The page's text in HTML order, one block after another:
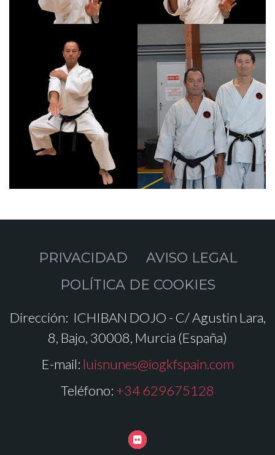
PRIVACIDAD
AVISO LEGAL
POLÍTICA DE COOKIES
Dirección: ICHIBAN DOJO - C/ Agustin Lara,
8, Bajo, 30008, Murcia (España)
E-mail: luisnunes@iogkfspain.com
Teléfono: +34 629675128